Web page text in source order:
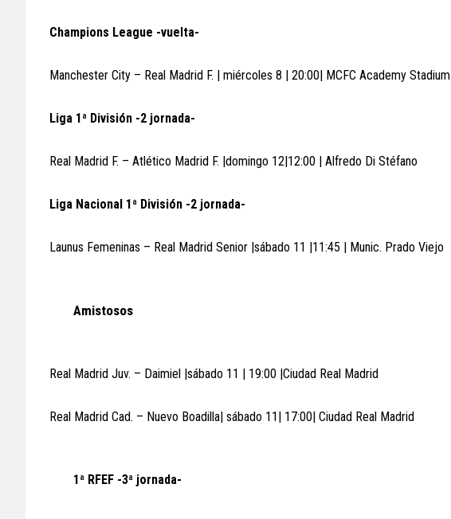
Champions League -vuelta-
Manchester City – Real Madrid F. | miércoles 8 | 20:00| MCFC Academy Stadium
Liga 1ª División -2 jornada-
Real Madrid F. – Atlético Madrid F. |domingo 12|12:00 | Alfredo Di Stéfano
Liga Nacional 1ª División -2 jornada-
Launus Femeninas – Real Madrid Senior |sábado 11 |11:45 | Munic. Prado Viejo
Amistosos
Real Madrid Juv. – Daimiel |sábado 11 | 19:00 |Ciudad Real Madrid
Real Madrid Cad. – Nuevo Boadilla| sábado 11| 17:00| Ciudad Real Madrid
1ª RFEF -3ª jornada-